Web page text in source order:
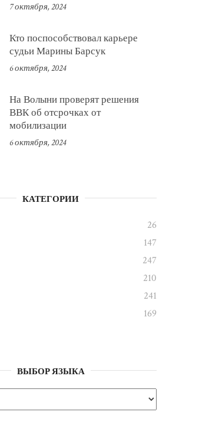
7 октября, 2024
Кто поспособствовал карьере
судьи Марины Барсук
6 октября, 2024
На Волыни проверят решения
ВВК об отсрочках от
мобилизации
6 октября, 2024
КАТЕГОРИИ
26
147
247
210
241
169
ВЫБОР ЯЗЫКА